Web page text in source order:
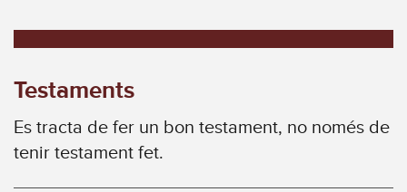
Testaments
Es tracta de fer un bon testament, no només de
tenir testament fet.